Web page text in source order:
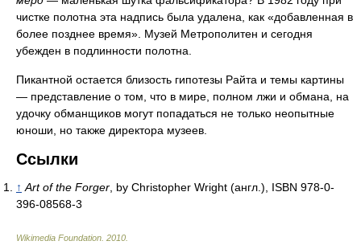
чистке полотна эта надпись была удалена, как «добавленная в
более позднее время». Музей Метрополитен и сегодня
убежден в подлинности полотна.
Пикантной остается близость гипотезы Райта и темы картины
— представление о том, что в мире, полном лжи и обмана, на
удочку обманщиков могут попадаться не только неопытные
юноши, но также директора музеев.
Ссылки
↑ Art of the Forger , by Christopher Wright (англ.), ISBN 978-0-
396-08568-3
Wikimedia Foundation 2010